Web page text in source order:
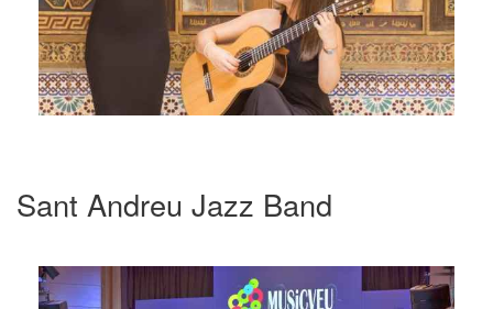
Sant Andreu Jazz Band